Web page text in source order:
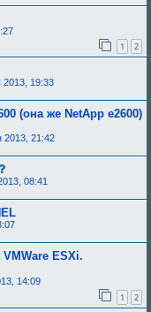
б
е
т
е
б
ю
щ
е
д
я
1 2
2013, 19:33
(она же NetApp e2600)
2013, 21:42
о
б
щ
е
н
и
е
,
р
б
08:41
ESXi.
14:09
1 2